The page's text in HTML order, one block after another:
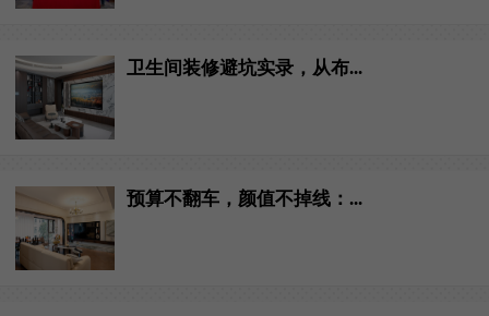
卫生间装修避坑实录，从布...
预算不翻车，颜值不掉线：...